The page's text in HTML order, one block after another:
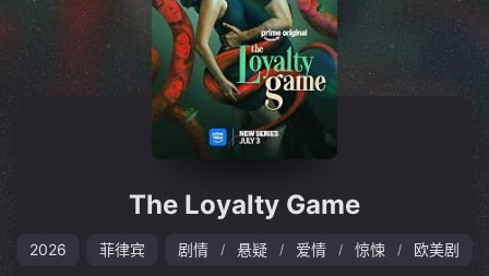
暂无观看影片的记录
The Loyalty Game
2026 菲律宾 剧情 / 悬疑 / 爱情 / 惊悚 / 欧美剧